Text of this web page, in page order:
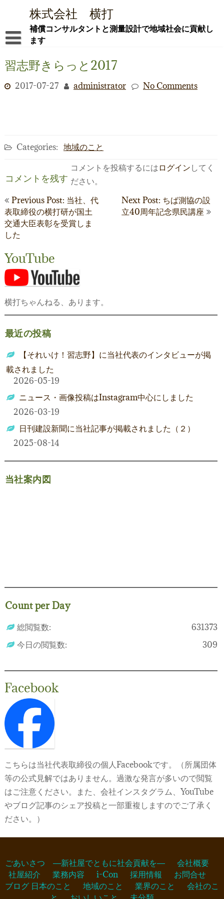
株式会社 横打
補償コンサルタントと測量設計で地域社会に貢献し
ます
ごあいさつ ―新社屋でともに社会貢献を―
i-Con
お問合せ
ブログ
日本のこと
地域のこと
業界のこと
おいしいこと
未分類
習志野きらっと2017
2017-07-27 administrator No Comments
Categories: 地域のこと
コメントを残す
コメントを投稿するにはログインしてく
ださい。
投
稿
ナ
ビ
ゲ
ー
シ
ョ
ン
Previous Post: 当社、代
表取締役の横打研が国土
交通大臣表彰を受賞しま
した
Next Post: ちば測協の設
立40周年記念県民講座
YouTube
横打ちゃんねる、あります。
最近の投稿
【それいけ！習志野】に当社代表のインタビューが掲
載されました
2026-05-19
ニュース・画像投稿はInstagram中心にしました
2026-03-19
日刊建設新聞に当社記事が掲載されました（２）
2025-08-14
当社案内図
Count per Day
631373
総閲覧数:
309
今日の閲覧数:
Facebook
こちらは当社代表取締役の個人Facebookです。（所属団体
等の公式見解ではありません。過激な発言が多いので閲覧
はご注意ください。また、会社インスタグラム、YouTube
やブログ記事のシェア投稿と一部重複しますのでご了承く
ださい。）
ごあいさつ ―新社屋でともに社会貢献を―
会社概要
社屋紹介
業務内容 i-Con 採用情報
お問合せ
ブログ 日本のこと 地域のこと 業界のこと
会社のこ